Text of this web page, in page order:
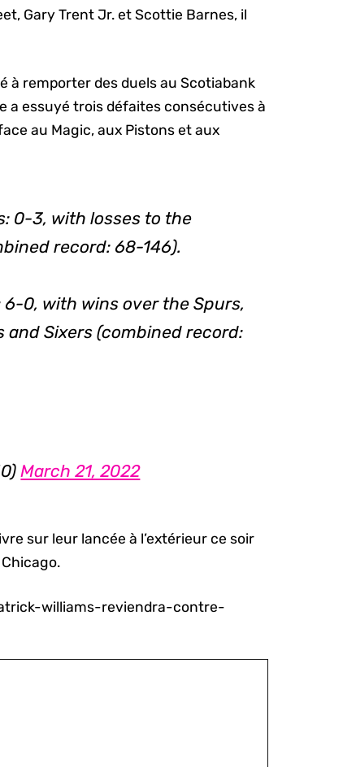
Gary Trent Jr. et Scottie Barnes, il
à remporter des duels au Scotiabank
a essuyé trois défaites consécutives à
au Magic, aux Pistons et aux
0-3, with losses to the
record: 68-146).
0, with wins over the Spurs,
and Sixers (combined record:
March 21, 2022
sur leur lancée à l’extérieur ce soir
williams-reviendra-contre-